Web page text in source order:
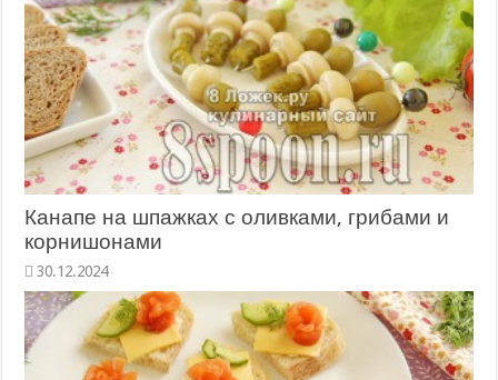
Канапе на шпажках с оливками, грибами и
корнишонами